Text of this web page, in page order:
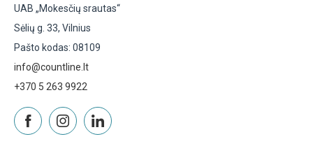
UAB „Mokesčių srautas“
Sėlių g. 33, Vilnius
Pašto kodas: 08109
info@countline.lt
+370 5 263 9922